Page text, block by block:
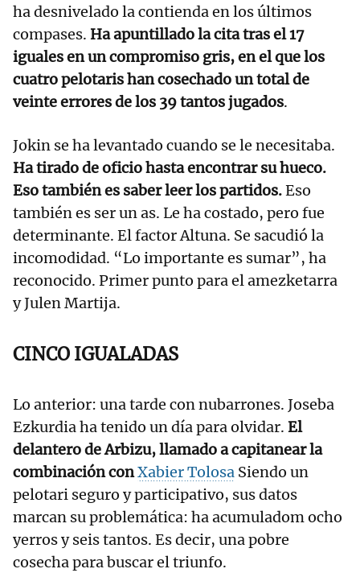
ha desnivelado la contienda en los últimos
compases. Ha apuntillado la cita tras el 17
iguales en un compromiso gris, en el que los
cuatro pelotaris han cosechado un total de
veinte errores de los 39 tantos jugados.
Jokin se ha levantado cuando se le necesitaba.
Ha tirado de oficio hasta encontrar su hueco.
Eso también es saber leer los partidos.Eso
también es ser un as. Le ha costado, pero fue
determinante. El factor Altuna. Se sacudió la
incomodidad. “Lo importante es sumar”, ha
reconocido. Primer punto para el amezketarra
y Julen Martija.
CINCO IGUALADAS
Lo anterior: una tarde con nubarrones. Joseba
Ezkurdia ha tenido un día para olvidar. El
delantero de Arbizu, llamado a capitanear la
combinación conXabier Tolosa Siendo un
pelotari seguro y participativo, sus datos
marcan su problemática: ha acumuladom ocho
yerros y seis tantos. Es decir, una pobre
cosecha para buscar el triunfo.